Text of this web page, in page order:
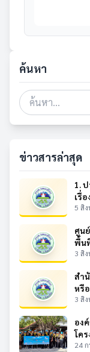
ค้นหา
ข่าวสารล่าสุด
1.
เรื่
5 สิ
ศูน
พื้น
3 สิ
สำ
หรื
3 สิ
อง
โค
24